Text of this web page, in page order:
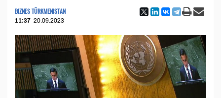
BIZNES TÜRKMENISTAN
11:37 20.09.2023